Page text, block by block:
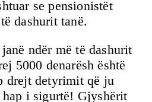
se pensionistët
dashurit tanë.
ndër më të dashurit
5000 denarësh është
drejt detyrimit që ju
i sigurtë! Gjyshërit